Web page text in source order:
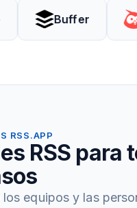
Buffer
RSS.APP
RSS para
equipos y las